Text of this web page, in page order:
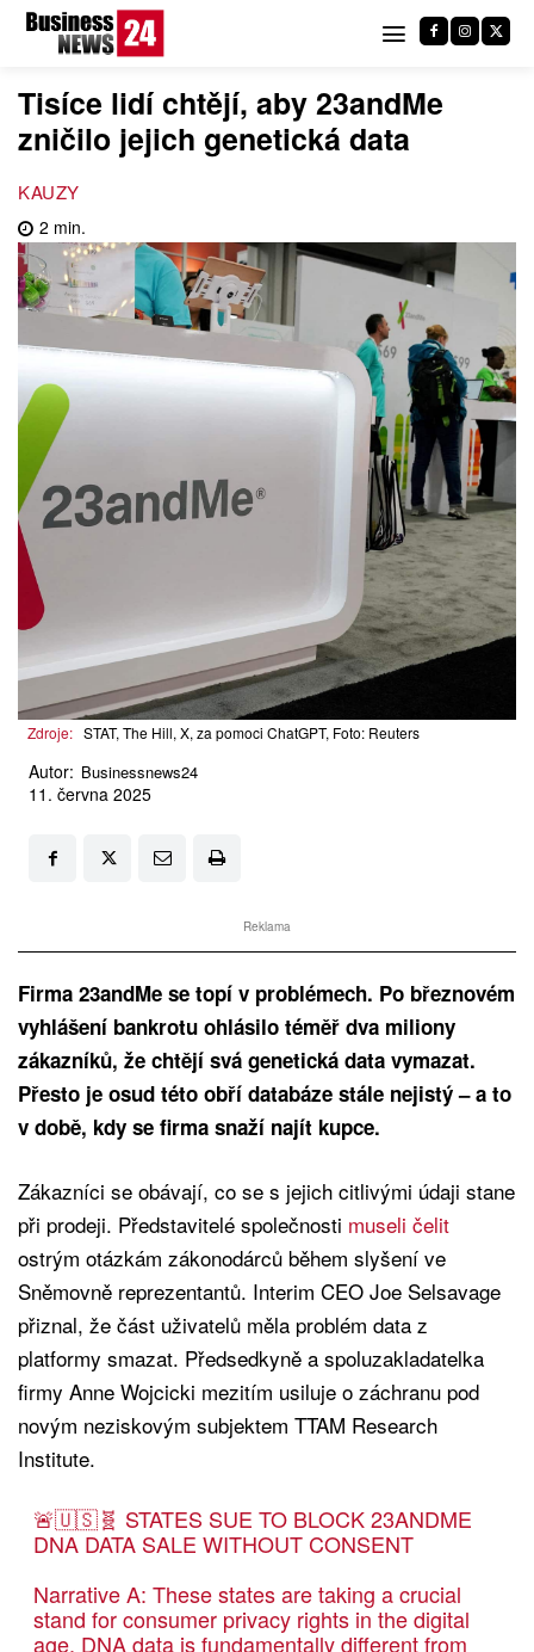
Tisíce lidí chtějí, aby 23andMe
zničilo jejich genetická data
KAUZY
2 min.
Zdroje: STAT, The Hill, X, za pomoci ChatGPT, Foto: Reuters
Autor: Businessnews24
11. června 2025
Reklama
Firma 23andMe se topí v problémech. Po březnovém
vyhlášení bankrotu ohlásilo téměř dva miliony
zákazníků, že chtějí svá genetická data vymazat.
Přesto je osud této obří databáze stále nejistý – a to
v době, kdy se firma snaží najít kupce.
Zákazníci se obávají, co se s jejich citlivými údaji stane
při prodeji. Představitelé společnosti museli čelit
ostrým otázkám zákonodárců během slyšení ve
Sněmovně reprezentantů. Interim CEO Joe Selsavage
přiznal, že část uživatelů měla problém data z
platformy smazat. Předsedkyně a spoluzakladatelka
firmy Anne Wojcicki mezitím usiluje o záchranu pod
novým neziskovým subjektem TTAM Research
Institute.
🚨🇺🇸🧬 STATES SUE TO BLOCK 23ANDME
DNA DATA SALE WITHOUT CONSENT
Narrative A: These states are taking a crucial
stand for consumer privacy rights in the digital
age. DNA data is fundamentally different from